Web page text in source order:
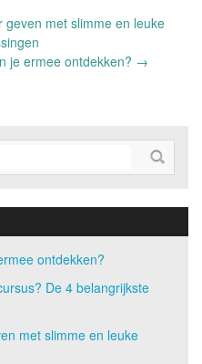
met slimme en leuke
je ermee ontdekken? →
ontdekken?
De 4 belangrijkste
met slimme en leuke